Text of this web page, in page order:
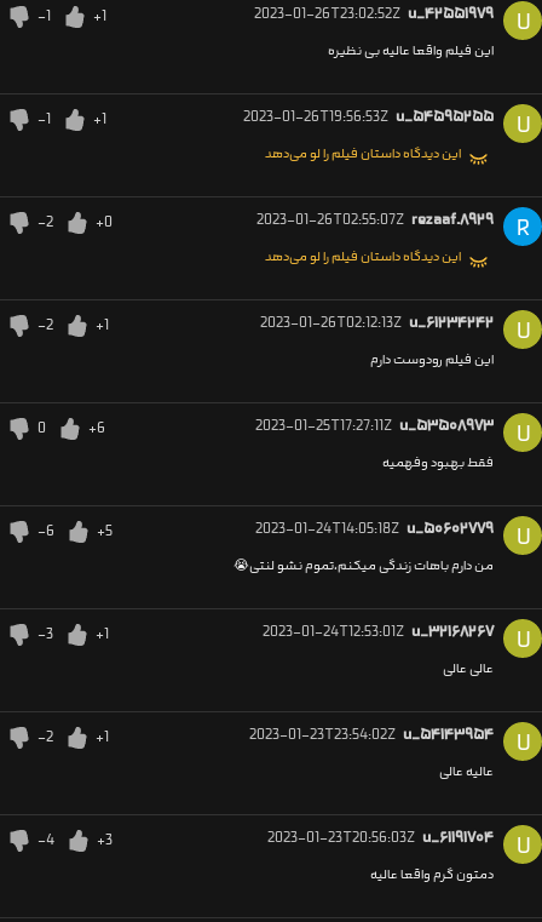
U u_۴۲۵۵۱۹۷۹ 2023-01-26T23:02:52Z
+1
-1
این فیلم واقعا عالیه بی نظیره
U u_۵۴۵۹۵۲۵۵ 2023-01-26T19:56:53Z
+1
-1
این دیدگاه داستان فیلم را لو می‌دهد
R rezaaf.۸۹۲۹ 2023-01-26T02:55:07Z
+0
-2
این دیدگاه داستان فیلم را لو می‌دهد
U u_۶۱۲۳۴۲۴۲ 2023-01-26T02:12:13Z
+1
-2
این فیلم رودوست دارم
U u_۵۳۵۰۸۹۷۳ 2023-01-25T17:27:11Z
+6
0
فقط بهبود وفهمیه
U u_۵۰۶۰۲۷۷۹ 2023-01-24T14:05:18Z
+5
-6
من دارم باهات زندگی میکنم،تموم نشو لنتی😭
U u_۳۲۱۶۸۲۶۷ 2023-01-24T12:53:01Z
+1
-3
عالی عالی
U u_۵۴۱۴۳۹۵۴ 2023-01-23T23:54:02Z
+1
-2
عالیه عالی
U u_۶۱۱۹۱۷۰۴ 2023-01-23T20:56:03Z
+3
-4
دمتون گرم واقعا عالیه